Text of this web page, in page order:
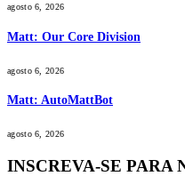
agosto 6, 2026
Matt: Our Core Division
agosto 6, 2026
Matt: AutoMattBot
agosto 6, 2026
INSCREVA-SE PARA